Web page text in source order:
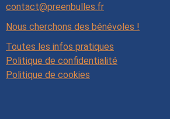
contact@preenbulles.fr
Nous cherchons des bénévoles !
Toutes les infos pratiques
Politique de confidentialité
Politique de cookies